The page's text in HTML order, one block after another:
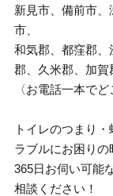
新見市、備前市
市、
和気郡、都窪郡、
郡、久米郡、加賀
〈お電話一本で
トイレのつまり
ラブルにお困りの
365日お伺い可能
相談ください！